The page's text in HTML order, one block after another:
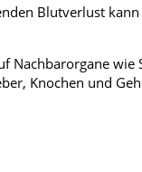
Blutverlust
Nachbarorgane wie
Knochen und